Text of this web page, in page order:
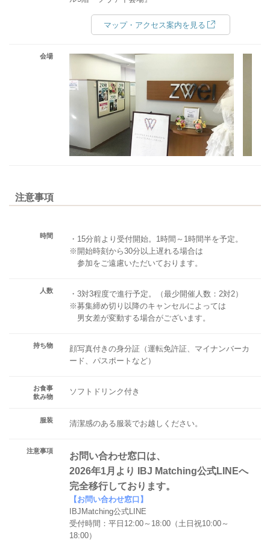
マップ・アクセス案内を見る
会場
注意事項
時間
・15分前より受付開始。1時間～1時間半を予定。
※開始時刻から30分以上遅れる場合は
参加をご遠慮いただいております。
人数
・3対3程度で進行予定。（最少開催人数：2対2）
※募集締め切り以降のキャンセルによっては
男女差が変動する場合がございます。
持ち物
顔写真付きの身分証（運転免許証、マイナンバーカ
ード、パスポートなど）
お食事
飲み物
ソフトドリンク付き
服装 清潔感のある服装でお越しください。
注意事項
お問い合わせ窓口は、
2026年1月より IBJ Matching公式LINEへ
完全移行しております。
【お問い合わせ窓口】
IBJMatching公式LINE
受付時間：平日12:00～18:00（土日祝10:00～
18:00）